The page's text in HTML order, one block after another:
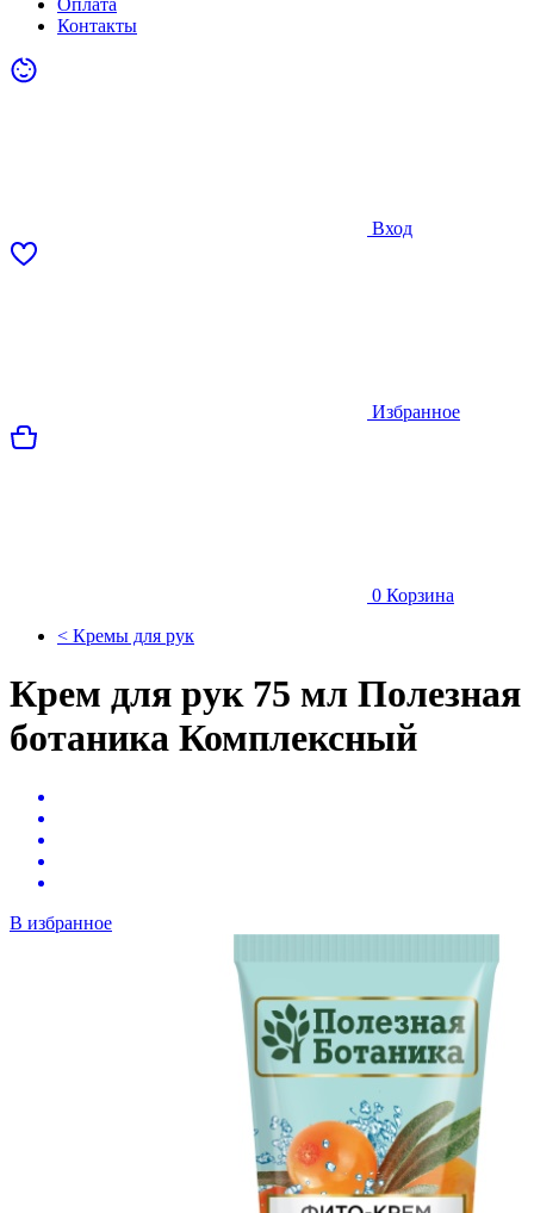
Оплата
Контакты
Вход
Избранное
0 Корзина
< Кремы для рук
Крем для рук 75 мл Полезная
ботаника Комплексный
В избранное